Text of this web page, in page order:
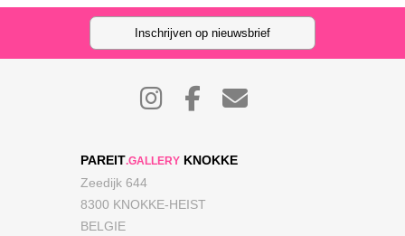
Inschrijven op nieuwsbrief
PAREIT.GALLERY KNOKKE
Zeedijk 644
8300 KNOKKE-HEIST
BELGIE